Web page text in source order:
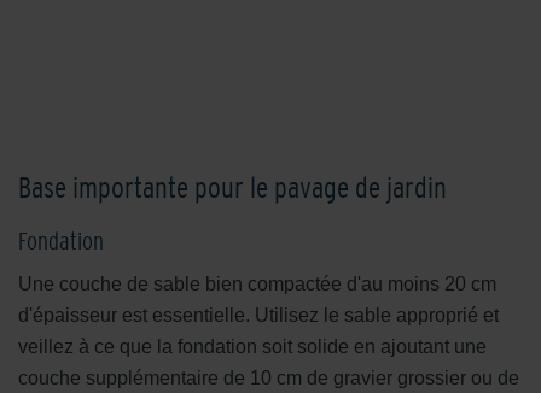
Base importante pour le pavage de jardin
Fondation
Une couche de sable bien compactée d'au moins 20 cm
d'épaisseur est essentielle. Utilisez le sable approprié et
veillez à ce que la fondation soit solide en ajoutant une
couche supplémentaire de 10 cm de gravier grossier ou de